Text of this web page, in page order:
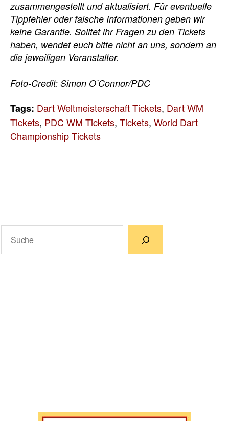
zusammengestellt und aktualisiert. Für eventuelle
Tippfehler oder falsche Informationen geben wir
keine Garantie. Solltet ihr Fragen zu den Tickets
haben, wendet euch bitte nicht an uns, sondern an
die jeweiligen Veranstalter.
Foto-Credit: Simon O’Connor/PDC
Tags: Dart Weltmeisterschaft Tickets, Dart WM
Tickets, PDC WM Tickets, Tickets, World Dart
Championship Tickets